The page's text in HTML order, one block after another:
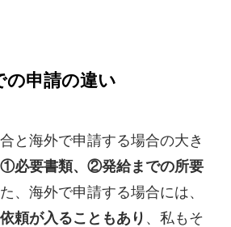
申請の違い
と海外で申請する場合の大き
①必要書類、②発給までの所要
、海外で申請する場合には、
頼が入ることもあり 、私もそ